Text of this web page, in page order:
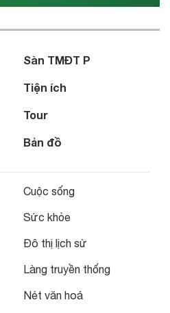
Sàn TMĐT P
Tiện ích
Tour
Bản đồ
Cuộc sống
Sức khỏe
Đô thị lịch sử
Làng truyền thống
Nét văn hoá